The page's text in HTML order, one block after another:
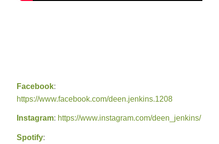
Facebook:
https://www.facebook.com/deen.jenkins.1208
Instagram: https://www.instagram.com/deen_jenkins/
Spotify: